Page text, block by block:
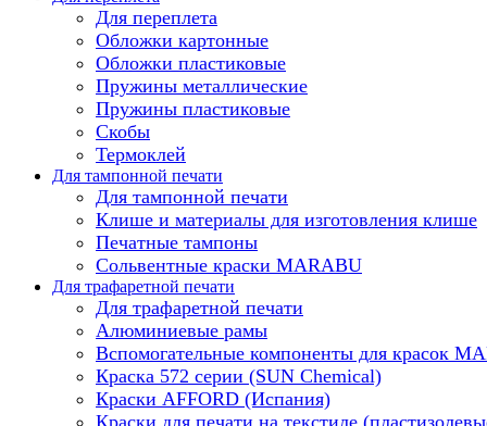
Для переплета
Обложки картонные
Обложки пластиковые
Пружины металлические
Пружины пластиковые
Скобы
Термоклей
Для тампонной печати
Для тампонной печати
Клише и материалы для изготовления клише
Печатные тампоны
Сольвентные краски MARABU
Для трафаретной печати
Для трафаретной печати
Алюминиевые рамы
Вспомогательные компоненты для красок
Краска 572 серии (SUN Chemical)
Краски AFFORD (Испания)
Краски для печати на текстиле